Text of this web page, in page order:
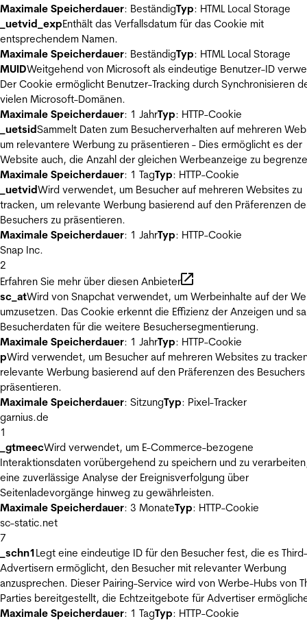
Maximale Speicherdauer: BeständigTyp: HTML Local Storage
_uetvid_expEnthält das Verfallsdatum für das Cookie mit
entsprechendem Namen.
Maximale Speicherdauer: BeständigTyp: HTML Local Storage
MUIDWeitgehend von Microsoft als eindeutige Benutzer-ID
Der Cookie ermöglicht Benutzer-Tracking durch Synchronisieren
vielen Microsoft-Domänen.
Maximale Speicherdauer: 1 JahrTyp: HTTP-Cookie
_uetsidSammelt Daten zum Besucherverhalten auf mehreren
um relevantere Werbung zu präsentieren - Dies ermöglicht es der
Website auch, die Anzahl der gleichen Werbeanzeige zu
Maximale Speicherdauer: 1 TagTyp: HTTP-Cookie
_uetvidWird verwendet, um Besucher auf mehreren Websites zu
tracken, um relevante Werbung basierend auf den Präferenzen
Besuchers zu präsentieren.
Maximale Speicherdauer: 1 JahrTyp: HTTP-Cookie
Snap Inc.
2
Erfahren Sie mehr über diesen Anbieter
sc_atWird von Snapchat verwendet, um Werbeinhalte auf der
umzusetzen. Das Cookie erkennt die Effizienz der Anzeigen und
Besucherdaten für die weitere Besuchersegmentierung.
Maximale Speicherdauer: 1 JahrTyp: HTTP-Cookie
pWird verwendet, um Besucher auf mehreren Websites zu
relevante Werbung basierend auf den Präferenzen des Besuchers
präsentieren.
Maximale Speicherdauer: SitzungTyp: Pixel-Tracker
garnius.de
1
_gtmeecWird verwendet, um E-Commerce-bezogene
Interaktionsdaten vorübergehend zu speichern und zu
eine zuverlässige Analyse der Ereignisverfolgung über
Seitenladevorgänge hinweg zu gewährleisten.
Maximale Speicherdauer: 3 MonateTyp: HTTP-Cookie
sc-static.net
7
_schn1Legt eine eindeutige ID für den Besucher fest, die es
Advertisern ermöglicht, den Besucher mit relevanter Werbung
anzusprechen. Dieser Pairing-Service wird von Werbe-Hubs von
Parties bereitgestellt, die Echtzeitgebote für Advertiser
Maximale Speicherdauer: 1 TagTyp: HTTP-Cookie